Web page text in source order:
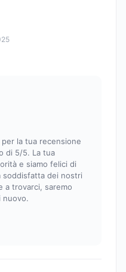
la tua recensione
di 5/5. La tua
e siamo felici di
soddisfatta dei nostri
a trovarci, saremo
nuovo.